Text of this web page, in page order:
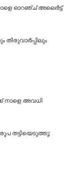
ഓറഞ്ച് അലെര്‍ട്ട്
തിരുവാര്‍പ്പിലും
നാളെ അവധി
തട്ടിയെടുത്തു;